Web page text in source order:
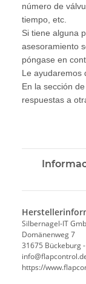
número de
tiempo, etc.
Si tiene alguna
asesoramiento
póngase en
Le ayudaremos
En la sección
respuestas a
Silbernagel-IT
Domänenweg 7
31675 Bückeburg
https://